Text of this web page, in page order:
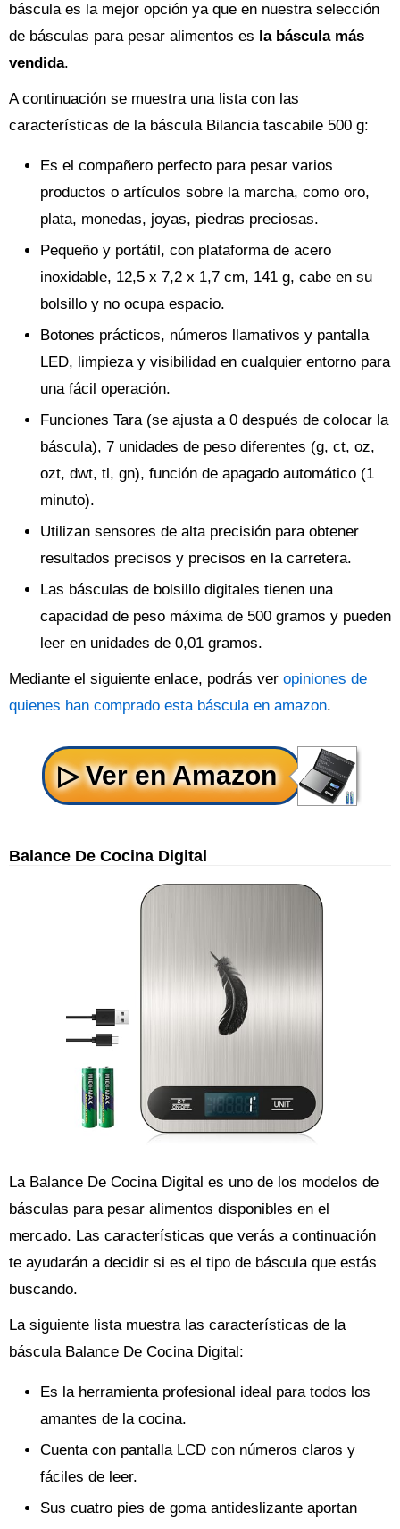
báscula es la mejor opción ya que en nuestra selección
de básculas para pesar alimentos es la báscula más
vendida.
A continuación se muestra una lista con las
características de la báscula Bilancia tascabile 500 g:
Es el compañero perfecto para pesar varios
productos o artículos sobre la marcha, como oro,
plata, monedas, joyas, piedras preciosas.
Pequeño y portátil, con plataforma de acero
inoxidable, 12,5 x 7,2 x 1,7 cm, 141 g, cabe en su
bolsillo y no ocupa espacio.
Botones prácticos, números llamativos y pantalla
LED, limpieza y visibilidad en cualquier entorno para
una fácil operación.
Funciones Tara (se ajusta a 0 después de colocar la
báscula), 7 unidades de peso diferentes (g, ct, oz,
ozt, dwt, tl, gn), función de apagado automático (1
minuto).
Utilizan sensores de alta precisión para obtener
resultados precisos y precisos en la carretera.
Las básculas de bolsillo digitales tienen una
capacidad de peso máxima de 500 gramos y pueden
leer en unidades de 0,01 gramos.
Mediante el siguiente enlace, podrás ver opiniones de
quienes han comprado esta báscula en amazon.
Balance De Cocina Digital
La Balance De Cocina Digital es uno de los modelos de
básculas para pesar alimentos disponibles en el
mercado. Las características que verás a continuación
te ayudarán a decidir si es el tipo de báscula que estás
buscando.
La siguiente lista muestra las características de la
báscula Balance De Cocina Digital:
Es la herramienta profesional ideal para todos los
amantes de la cocina.
Cuenta con pantalla LCD con números claros y
fáciles de leer.
Sus cuatro pies de goma antideslizante aportan